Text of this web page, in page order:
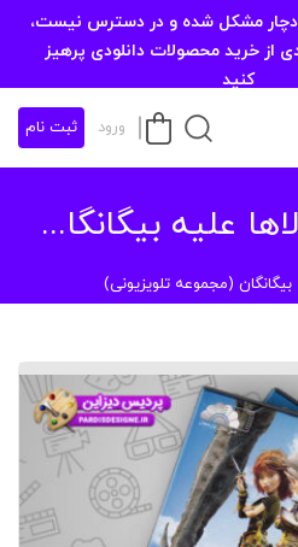
مشکل شده و در دسترس نیست،
از خرید محصولات دانلودی پرهیز
کنید
ورود ثبت نام
بیگانگان (مجموعه تلویزیونی)
بیگانگان (مجموعه تلویزیونی)